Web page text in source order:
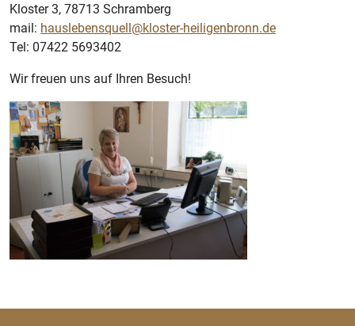
Kloster 3, 78713 Schramberg
mail: hauslebensquell@kloster-heiligenbronn.de
Tel: 07422 5693402
Wir freuen uns auf Ihren Besuch!